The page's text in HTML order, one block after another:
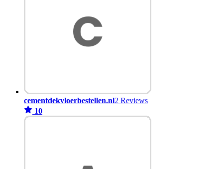
cementdekvloerbestellen.nl2 Reviews
10